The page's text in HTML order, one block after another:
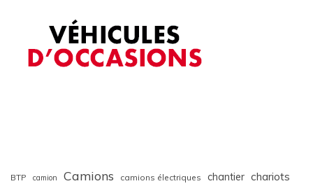
BTP camion Camions camions électriques chantier chariots